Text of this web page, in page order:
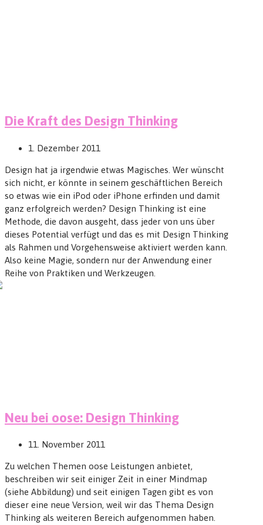
Die Kraft des Design Thinking
1. Dezember 2011
Design hat ja irgendwie etwas Magisches. Wer wünscht
sich nicht, er könnte in seinem geschäftlichen Bereich
so etwas wie ein iPod oder iPhone erfinden und damit
ganz erfolgreich werden? Design Thinking ist eine
Methode, die davon ausgeht, dass jeder von uns über
dieses Potential verfügt und das es mit Design Thinking
als Rahmen und Vorgehensweise aktiviert werden kann.
Also keine Magie, sondern nur der Anwendung einer
Reihe von Praktiken und Werkzeugen.
Neu bei oose: Design Thinking
11. November 2011
Zu welchen Themen oose Leistungen anbietet,
beschreiben wir seit einiger Zeit in einer Mindmap
(siehe Abbildung) und seit einigen Tagen gibt es von
dieser eine neue Version, weil wir das Thema Design
Thinking als weiteren Bereich aufgenommen haben.